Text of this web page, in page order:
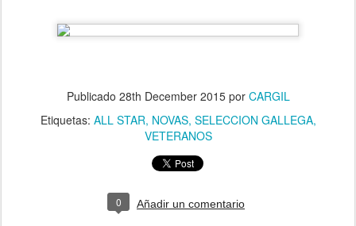
Publicado 28th December 2015por CARGIL
Etiquetas: ALL STAR NOVAS SELECCION GALLEGA
VETERANOS
0 Añadir un comentario